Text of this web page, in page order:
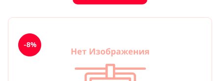
Авторские букеты
Букеты из роз
-8%